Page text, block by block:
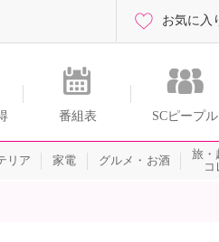
ル
番組表 SCピープル
お気に入
リア 家電 グルメ・お酒
旅・